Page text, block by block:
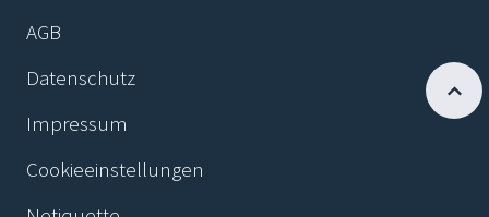
AGB
Datenschutz
Impressum
Cookieeinstellungen